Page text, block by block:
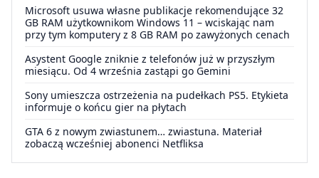
Microsoft usuwa własne publikacje rekomendujące 32
GB RAM użytkownikom Windows 11 – wciskając nam
przy tym komputery z 8 GB RAM po zawyżonych cenach
Asystent Google zniknie z telefonów już w przyszłym
miesiącu. Od 4 września zastąpi go Gemini
Sony umieszcza ostrzeżenia na pudełkach PS5. Etykieta
informuje o końcu gier na płytach
GTA 6 z nowym zwiastunem… zwiastuna. Materiał
zobaczą wcześniej abonenci Netfliksa